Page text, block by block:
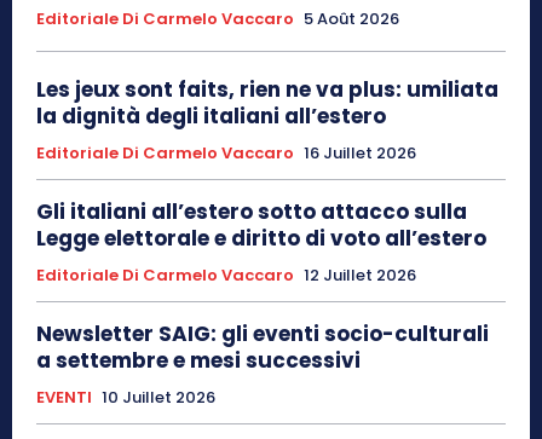
Editoriale Di Carmelo Vaccaro 5 Août 2026
Les jeux sont faits, rien ne va plus: umiliata
la dignità degli italiani all’estero
Editoriale Di Carmelo Vaccaro 16 Juillet 2026
Gli italiani all’estero sotto attacco sulla
Legge elettorale e diritto di voto all’estero
Editoriale Di Carmelo Vaccaro 12 Juillet 2026
Newsletter SAIG: gli eventi socio-culturali
a settembre e mesi successivi
EVENTI 10 Juillet 2026